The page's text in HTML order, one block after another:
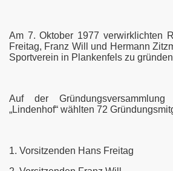
Am 7. Oktober 1977 verwirklichten
Freitag, Franz Will und Hermann
Sportverein in Plankenfels zu
Auf der
„Lindenhof“ wählten 72
1. Vorsitzenden Hans Freitag